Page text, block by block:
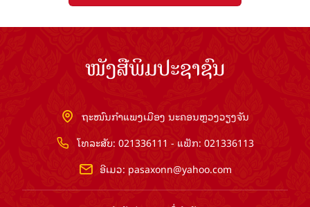
ໜັງສືພິມປະຊາຊົນ
ຖະໜົນກຳແພງເມືອງ ນະຄອນຫຼວງວຽງຈັນ
ໂທລະສັບ: 021336111 - ແຟັກ: 021336113
ອີເມວ: pasaxonn@yahoo.com